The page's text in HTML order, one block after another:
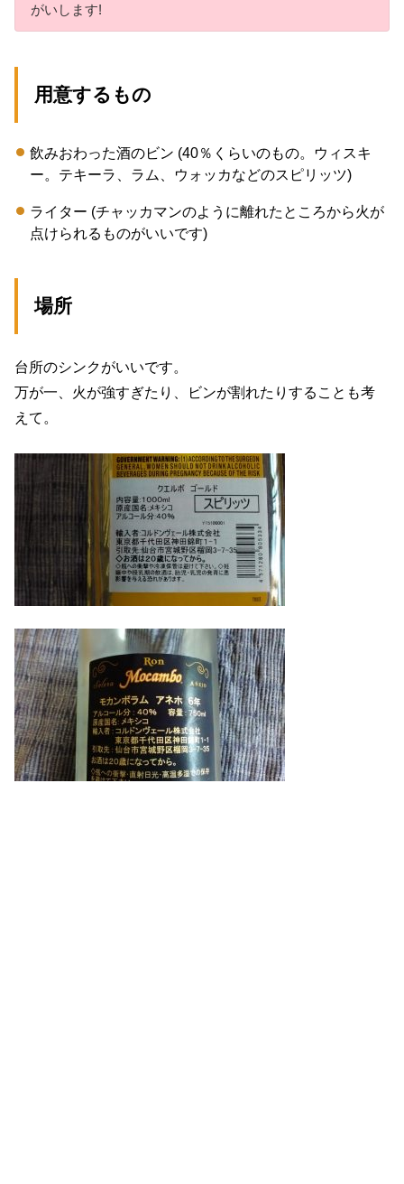
がいします!
用意するもの
飲みおわった酒のビン (40％くらいのもの。ウィスキ
ー。テキーラ、ラム、ウォッカなどのスピリッツ)
ライター (チャッカマンのように離れたところから火が
点けられるものがいいです)
場所
台所のシンクがいいです。
万が一、火が強すぎたり、ビンが割れたりすることも考
えて。